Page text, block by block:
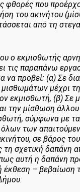
φθορές που
του ακινήτου
από τη
ο εκμισθωτής
τις παραπάνω
να προβεί: (α) Σε
μέχρι
εκμισθωτή, (β) Σε
την μίσθωση άλλου
σύμφωνα με
όλων των
σε βάρος
σχετική δαπάνη
αυτή η δαπάνη
έκθεση – βεβαίωση